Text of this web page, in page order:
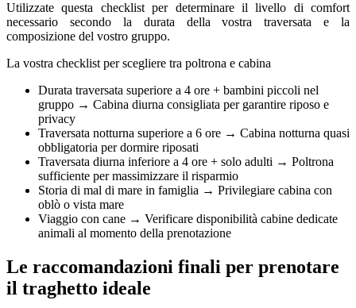
Utilizzate questa checklist per determinare il livello di comfort
necessario secondo la durata della vostra traversata e la
composizione del vostro gruppo.
La vostra checklist per scegliere tra poltrona e cabina
Durata traversata superiore a 4 ore + bambini piccoli nel
gruppo → Cabina diurna consigliata per garantire riposo e
privacy
Traversata notturna superiore a 6 ore → Cabina notturna quasi
obbligatoria per dormire riposati
Traversata diurna inferiore a 4 ore + solo adulti → Poltrona
sufficiente per massimizzare il risparmio
Storia di mal di mare in famiglia → Privilegiare cabina con
oblò o vista mare
Viaggio con cane → Verificare disponibilità cabine dedicate
animali al momento della prenotazione
Le raccomandazioni finali per prenotare
il traghetto ideale